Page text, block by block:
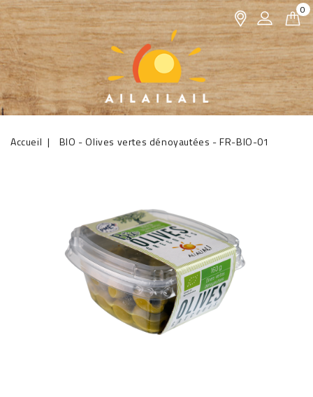
0
Accueil BIO - Olives vertes dénoyautées - FR-BIO-01